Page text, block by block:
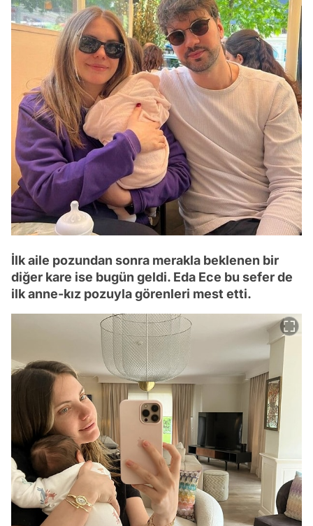
İlk aile pozundan sonra merakla beklenen bir
diğer kare ise bugün geldi. Eda Ece bu sefer de
ilk anne-kız pozuyla görenleri mest etti.